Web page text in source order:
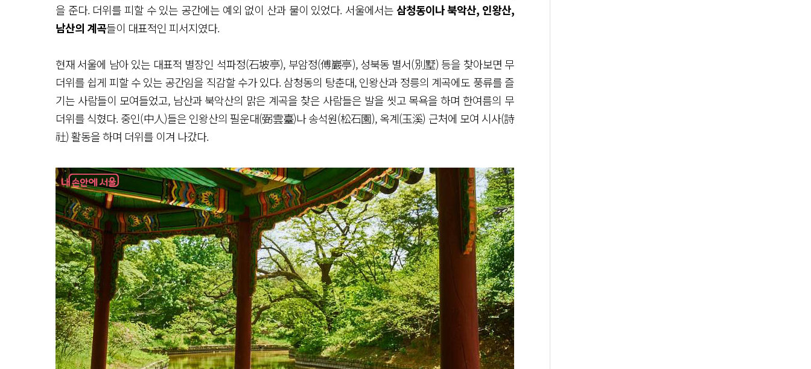
을 준다. 더위를 피할 수 있는 공간에는 예외 없이 산과 물이 있었다. 서울에서는삼청동이나 북악산, 인왕산,
남산의 계곡들이 대표적인 피서지였다.
현재 서울에 남아 있는 대표적 별장인 석파정(石坡亭), 부암정(傅巖亭), 성북동 별서(別墅) 등을 찾아보면 무
더위를 쉽게 피할 수 있는 공간임을 직감할 수가 있다. 삼청동의 탕춘대, 인왕산과 정릉의 계곡에도 풍류를 즐
기는 사람들이 모여들었고, 남산과 북악산의 맑은 계곡을 찾은 사람들은 발을 씻고 목욕을 하며 한여름의 무
더위를 식혔다. 중인(中人)들은 인왕산의 필운대(弼雲臺)나 송석원(松石園), 옥계(玉溪) 근처에 모여 시사(詩
社) 활동을 하며 더위를 이겨 나갔다.